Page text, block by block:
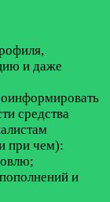
и даже
средства
при чем):
и